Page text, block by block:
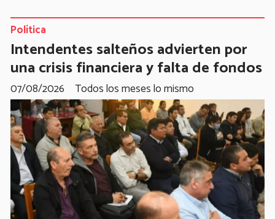
Intendentes salteños advierten por
una crisis financiera y falta de fondos
Todos los meses lo mismo
Política
07/08/2026